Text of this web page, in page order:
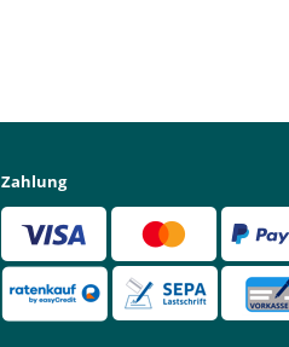
Zahlung